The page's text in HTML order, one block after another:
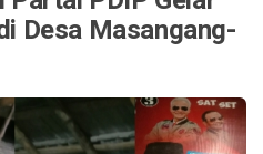
Desa Masangang-